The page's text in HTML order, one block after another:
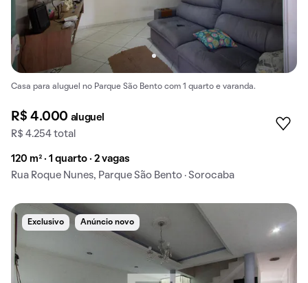
Casa para aluguel no Parque São Bento com 1 quarto e varanda.
R$ 4.000 aluguel
R$ 4.254 total
120 m² · 1 quarto · 2 vagas
Rua Roque Nunes, Parque São Bento · Sorocaba
Exclusivo Anúncio novo